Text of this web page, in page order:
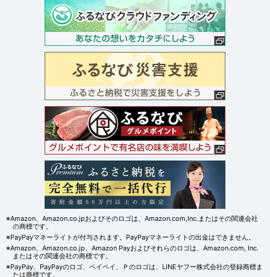
※Amazon、Amazon.co.jpおよびそのロゴは、Amazon.com,Inc.またはその関連会社
の商標です。
※PayPayマネーライトが付与されます。PayPayマネーライトの出金はできません。
※Amazon、Amazon.co.jp、Amazon Payおよびそれらのロゴは、Amazon.com, Inc.
またはその関連会社の商標です。
※PayPay、PayPayのロゴ、ペイペイ、Ｐのロゴは、LINEヤフー株式会社の登録商標ま
たは商標です。